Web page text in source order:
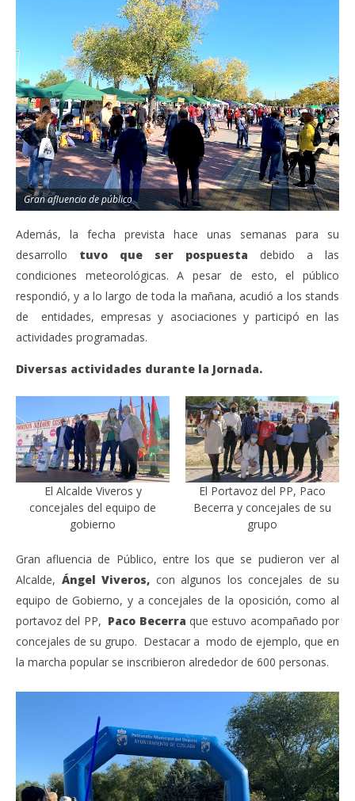
Gran afluencia de público
Además, la fecha prevista hace unas semanas para su
desarrollo tuvo que ser pospuesta debido a las
condiciones meteorológicas. A pesar de esto, el público
respondió, y a lo largo de toda la mañana, acudió a los stands
de entidades, empresas y asociaciones y participó en las
actividades programadas.
Diversas actividades durante la Jornada.
El Alcalde Viveros y
concejales del equipo de
gobierno
El Portavoz del PP, Paco
Becerra y concejales de su
grupo
Gran afluencia de Público, entre los que se pudieron ver al
Alcalde, Ángel Viveros, con algunos los concejales de su
equipo de Gobierno, y a concejales de la oposición, como al
portavoz del PP, Paco Becerra que estuvo acompañado por
concejales de su grupo. Destacar a modo de ejemplo, que en
la marcha popular se inscribieron alrededor de 600 personas.